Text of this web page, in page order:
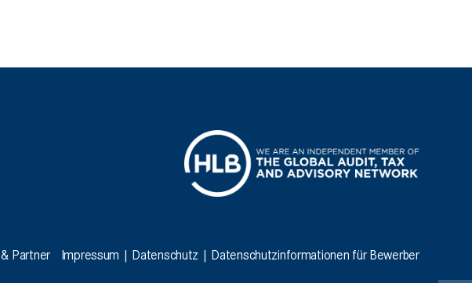
Partner Impressum | Datenschutz | Datenschutzinformationen für Bewerber